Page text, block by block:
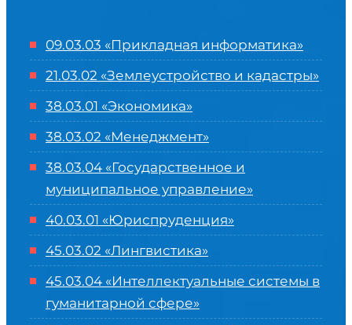
09.03.03 «Прикладная информатика»
21.03.02 «Землеустройство и кадастры»
38.03.01 «Экономика»
38.03.02 «Менеджмент»
38.03.04 «Государственное и
муниципальное управление»
40.03.01 «Юриспруденция»
45.03.02 «Лингвистика»
45.03.04 «Интеллектуальные системы в
гуманитарной сфере»